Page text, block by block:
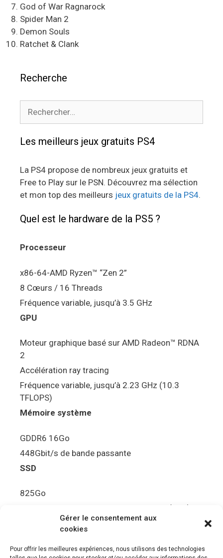
Gérer le consentement aux
cookies
Pour offrir les meilleures expériences, nous utilisons des technologies
God of War Ragnarock
Spider Man 2
Demon Souls
Ratchet & Clank
Recherche
Les meilleurs jeux gratuits PS4
La PS4 propose de nombreux jeux gratuits et
Free to Play sur le PSN. Découvrez ma sélection
et mon top des meilleurs jeux gratuits de la PS4.
Quel est le hardware de la PS5 ?
Processeur
x86-64-AMD Ryzen™ “Zen 2”
8 Cœurs / 16 Threads
Fréquence variable, jusqu’à 3.5 GHz
GPU
Moteur graphique basé sur AMD Radeon™ RDNA
2
Accélération ray tracing
Fréquence variable, jusqu’à 2.23 GHz (10.3
TFLOPS)
Mémoire système
GDDR6 16Go
448Gbit/s de bande passante
SSD
825Go
5.5Gbit/s de bande passante en lecture (Brut)
Disque de jeu PS5
Ultra HD Blu-ray™, jusqu’à 100Go/disque